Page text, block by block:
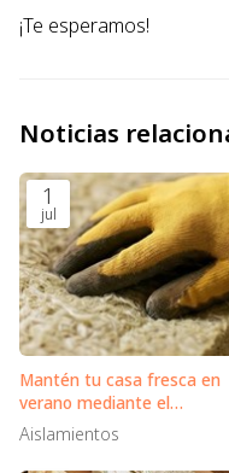
¡Te esperamos!
Noticias
1
jul
Mantén tu casa fresca en
verano mediante el
aislamiento inteligente
Aislamientos